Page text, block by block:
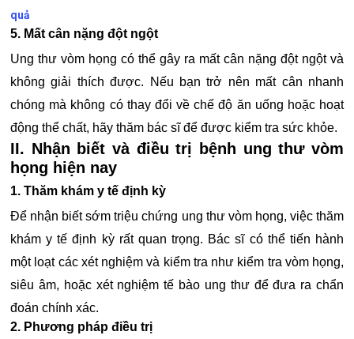
quả
5. Mất cân nặng đột ngột
Ung thư vòm họng có thể gây ra mất cân nặng đột ngột và
không giải thích được. Nếu bạn trở nên mất cân nhanh
chóng mà không có thay đổi về chế độ ăn uống hoặc hoạt
động thể chất, hãy thăm bác sĩ để được kiểm tra sức khỏe.
II. Nhận biết và điều trị bệnh ung thư vòm
họng hiện nay
1. Thăm khám y tế định kỳ
Để nhận biết sớm triệu chứng ung thư vòm họng, việc thăm
khám y tế định kỳ rất quan trọng. Bác sĩ có thể tiến hành
một loạt các xét nghiệm và kiểm tra như kiểm tra vòm họng,
siêu âm, hoặc xét nghiệm tế bào ung thư để đưa ra chẩn
đoán chính xác.
2. Phương pháp điều trị